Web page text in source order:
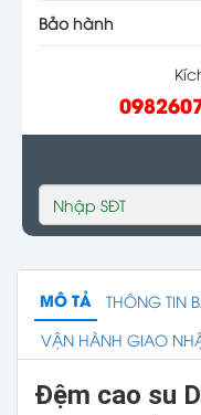
Bảo hành
MÔ TẢ
THÔNG TIN
VẬN HÀNH GIAO
Đệm cao su